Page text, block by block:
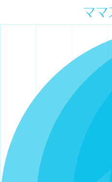
ママの才能発信
表現ステージ マ
ンスを表現した
ま